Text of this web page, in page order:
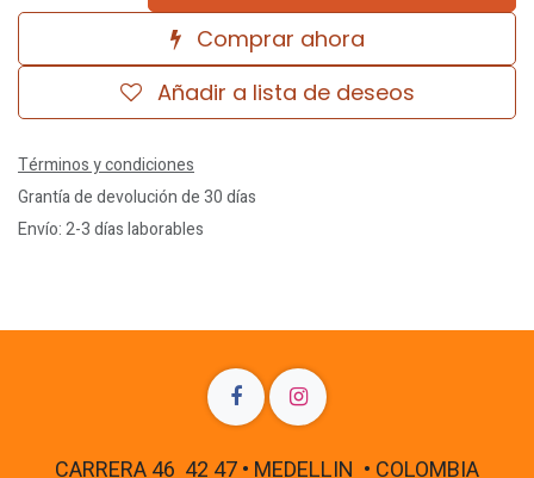
Comprar ahora
Añadir a lista de deseos
Términos y condiciones
Grantía de devolución de 30 días
Envío: 2-3 días laborables
CARRERA 46 42 47 • MEDELLIN • COLOMBIA